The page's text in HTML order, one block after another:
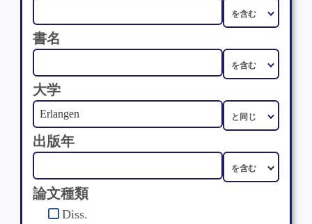
書名
大学
出版年
論文種類
Diss.